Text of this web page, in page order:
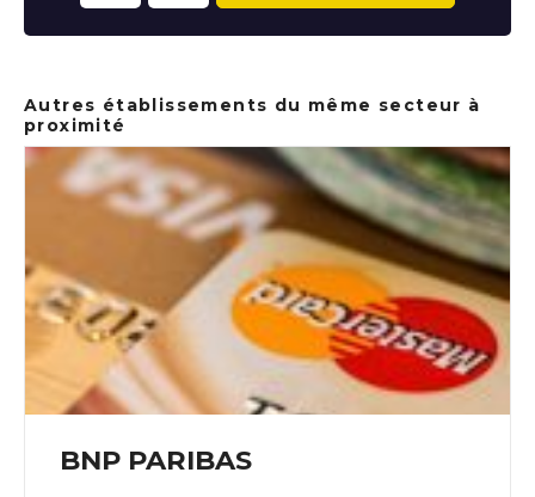
Autres établissements du même secteur à
proximité
BNP PARIBAS